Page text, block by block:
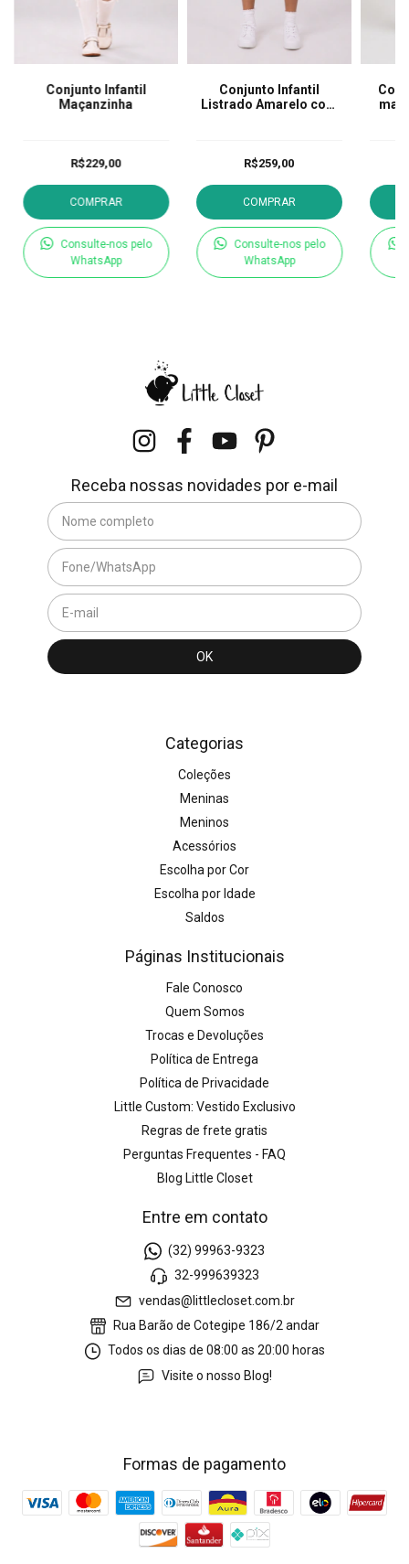
Conjunto Infantil
Maçanzinha
R$229,00
COMPRAR
Consulte-nos pelo
WhatsApp
Conjunto Infantil
Listrado Amarelo com
R$259,00
COMPRAR
Consulte-nos pelo
WhatsApp
Receba nossas novidades por e-mail
Categorias
Coleções
Meninas
Meninos
Acessórios
Escolha por Cor
Escolha por Idade
Saldos
Páginas Institucionais
Fale Conosco
Quem Somos
Trocas e Devoluções
Política de Entrega
Política de Privacidade
Little Custom: Vestido Exclusivo
Regras de frete gratis
Perguntas Frequentes - FAQ
Blog Little Closet
Entre em contato
(32) 99963-9323
32-999639323
vendas@littlecloset.com.br
Rua Barão de Cotegipe 186/2 andar
Todos os dias de 08:00 as 20:00 horas
Visite o nosso Blog!
Formas de pagamento